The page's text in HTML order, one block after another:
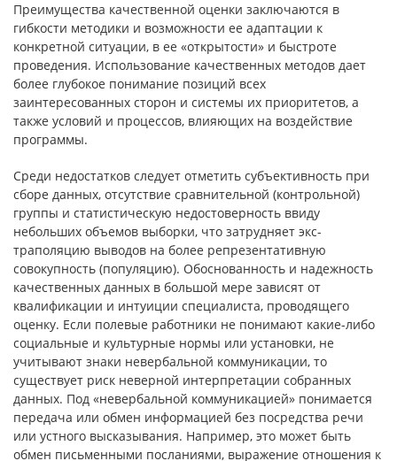
Преимущества качественной оценки заключаются в
гибкости мето­дики и возможности ее адаптации к
конкретной ситуации, в ее «открыто­сти» и быстроте
проведения. Использование качественных методов дает
более глубокое понимание позиций всех
заинтересованных сторон и си­стемы их приоритетов, а
также условий и процессов, влияющих на воздей­ствие
программы.
Среди недостатков следует отметить субъективность при
сборе дан­ных, отсутствие сравнительной (контрольной)
группы и статистическую недостоверность ввиду
небольших объемов выборки, что затрудняет экс­
траполяцию выводов на более репрезентативную
совокупность (популя­цию). Обоснованность и надежность
качественных данных в большой мере зависят от
квалификации и интуиции специалиста, проводящего
оценку. Если полевые работники не понимают какие-либо
социальные и культур­ные нормы или установки, не
учитывают знаки невербальной коммуника­ции, то
существует риск неверной интерпретации собранных
данных. Под «невербальной коммуникацией» понимается
передача или обмен информа­цией без посредства речи
или устного высказывания. Например, это может быть
обмен письменными посланиями, выражение отношения к